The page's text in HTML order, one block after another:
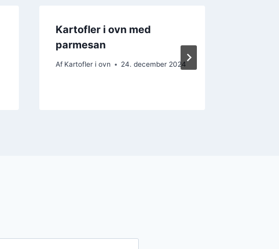
Kartofler i ovn med
parmesan
Af Kartofler i ovn 24. december 2024